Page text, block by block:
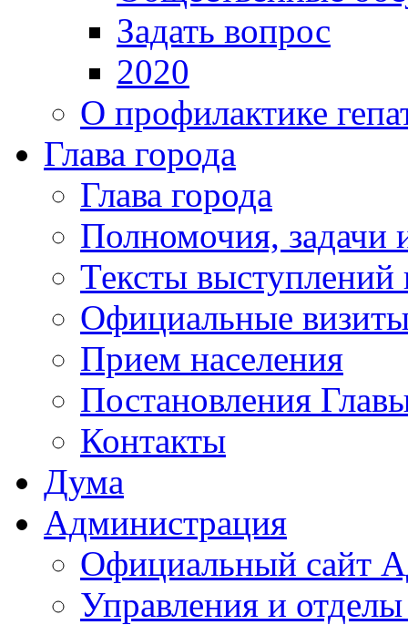
Задать вопрос
2020
О профилактике
Глава города
Глава города
Полномочия, задачи
Тексты выступлений
Официальные
Прием населения
Постановления
Контакты
Дума
Администрация
Официальный сайт
Управления и